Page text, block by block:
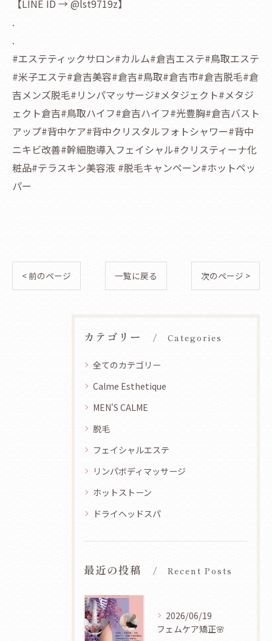
【LINE ID → @lst9719z】
.
.
#エステティックサロン#カルム#倉吉エステ#鳥取エステ
#米子エステ#倉吉美容#倉吉#鳥取#倉吉市#倉吉脱毛#倉
吉メンズ脱毛#リンパマッサージ#メタジェクト#メタジ
ェクト倉吉#鳥取ハイフ#倉吉ハイフ#光豊胸#倉吉バスト
アップ#背中ケア#背中クリスタルフォトシャワー#背中
ニキビ改善#幹細胞導入フェイシャル#クリスティーナ化
粧品#テラスキン美容液 #脱毛キャンペーン#ホットペッ
パー
< 前のページ 一覧に戻る 次のページ >
カテゴリー Categories
全てのカテゴリー
Calme Esthetique
MEN'S CALME
脱毛
フェイシャルエステ
リンパボディマッサージ
ホットストーン
ドライヘッドスパ
最近の投稿 Recent Posts
2026/06/19
フェムケア矯正🌸